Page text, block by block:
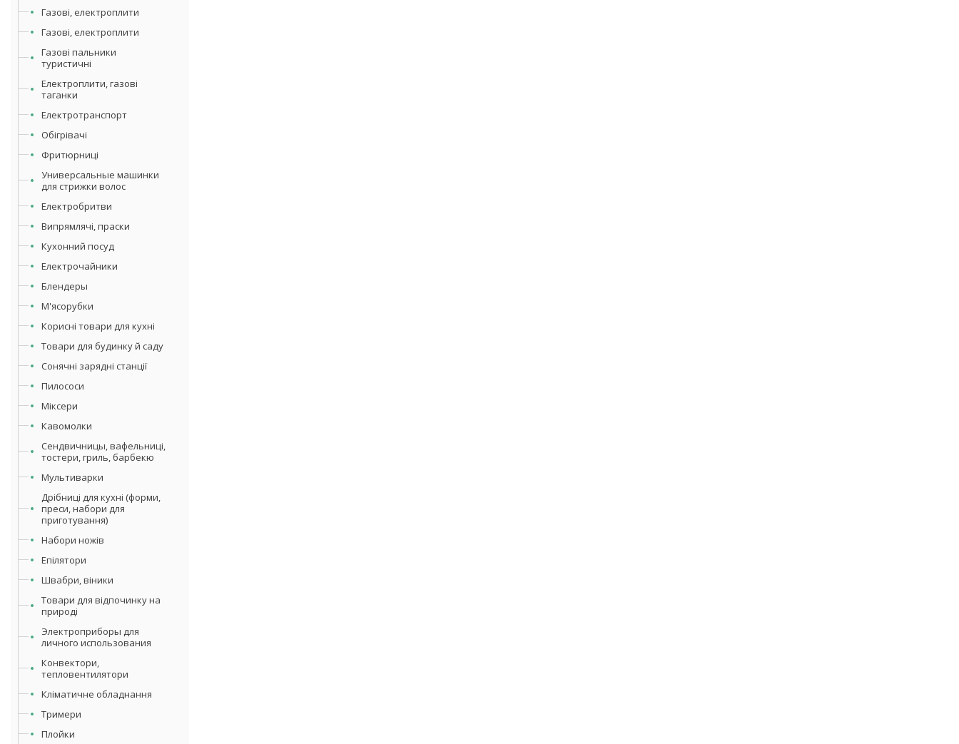
Газові, електроплити
Газові, електроплити
Газові пальники
туристичні
Електроплити, газові
таганки
Електротранспорт
Обігрівачі
Фритюрниці
Универсальные машинки
для стрижки волос
Електробритви
Випрямлячі, праски
Кухонний посуд
Електрочайники
Блендеры
М'ясорубки
Корисні товари для кухні
Товари для будинку й саду
Сонячні зарядні станції
Пилососи
Міксери
Кавомолки
Сендвичницы, вафельниці,
тостери, гриль, барбекю
Мультиварки
Дрібниці для кухні (форми,
преси, набори для
приготування)
Набори ножів
Епілятори
Швабри, віники
Товари для відпочинку на
природі
Электроприборы для
личного использования
Конвектори,
тепловентилятори
Кліматичне обладнання
Тримери
Плойки